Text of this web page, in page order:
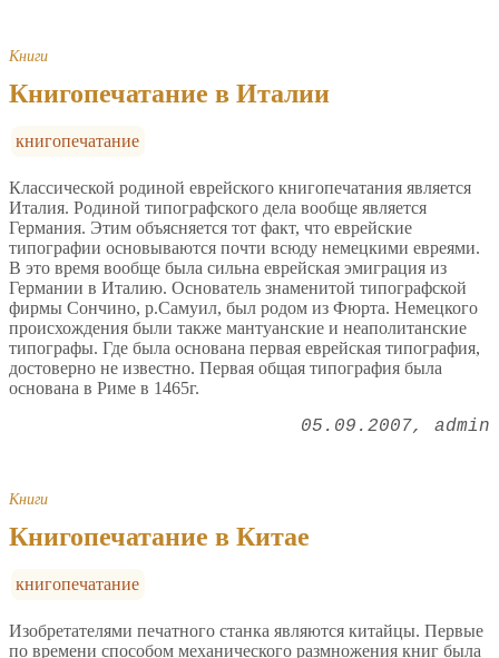
Книги
Книгопечатание в Италии
книгопечатание
Классической родиной еврейского книгопечатания является
Италия. Родиной типографского дела вообще является
Германия. Этим объясняется тот факт, что еврейские
типографии основываются почти всюду немецкими евреями.
В это время вообще была сильна еврейская эмиграция из
Германии в Италию. Основатель знаменитой типографской
фирмы Сончино, р.Самуил, был родом из Фюрта. Немецкого
происхождения были также мантуанские и неаполитанские
типографы. Где была основана первая еврейская типография,
достоверно не известно. Первая общая типография была
основана в Риме в 1465г.
05.09.2007 admin
Книги
Книгопечатание в Китае
книгопечатание
Изобретателями печатного станка являются китайцы. Первые
по времени способом механического размножения книг была